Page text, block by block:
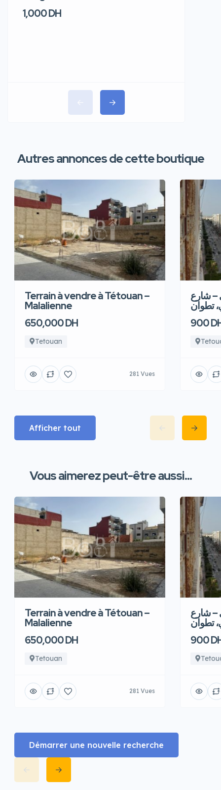
1,000 DH
Autres annonces de cette boutique
Terrain à vendre à Tétouan –
Malalienne
650,000 DH
Tetouan
281 Vues
– شارع
تطوان
900
Afficher tout
Vous aimerez peut-être aussi...
Terrain à vendre à Tétouan –
Malalienne
650,000 DH
Tetouan
281 Vues
– شارع
تطوان
900
Démarrer une nouvelle recherche